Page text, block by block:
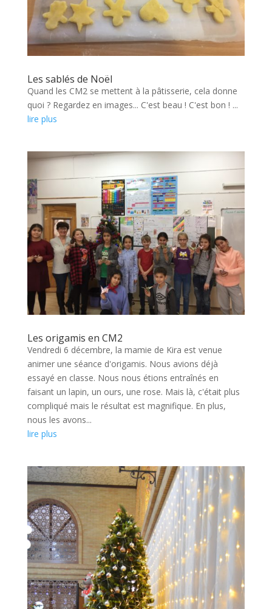
Les sablés de Noël
Quand les CM2 se mettent à la pâtisserie, cela donne
quoi ? Regardez en images... C'est beau ! C'est bon ! ...
lire plus
Les origamis en CM2
Vendredi 6 décembre, la mamie de Kira est venue
animer une séance d'origamis. Nous avions déjà
essayé en classe. Nous nous étions entraînés en
faisant un lapin, un ours, une rose. Mais là, c'était plus
compliqué mais le résultat est magnifique. En plus,
nous les avons...
lire plus